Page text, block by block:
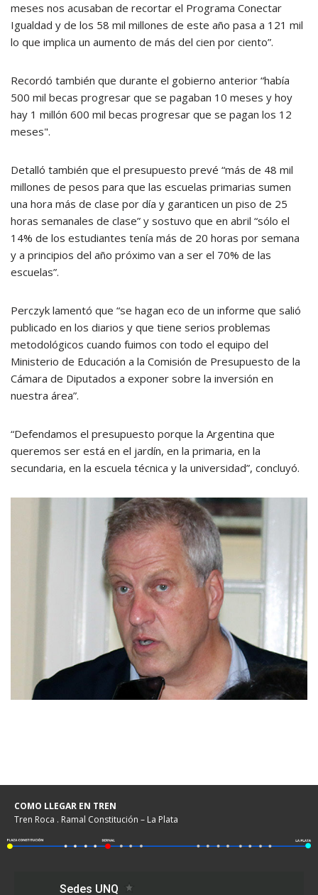
meses nos acusaban de recortar el Programa Conectar
Igualdad y de los 58 mil millones de este año pasa a 121 mil
lo que implica un aumento de más del cien por ciento”.
Recordó también que durante el gobierno anterior “había
500 mil becas progresar que se pagaban 10 meses y hoy
hay 1 millón 600 mil becas progresar que se pagan los 12
meses".
Detalló también que el presupuesto prevé “más de 48 mil
millones de pesos para que las escuelas primarias sumen
una hora más de clase por día y garanticen un piso de 25
horas semanales de clase” y sostuvo que en abril “sólo el
14% de los estudiantes tenía más de 20 horas por semana
y a principios del año próximo van a ser el 70% de las
escuelas”.
Perczyk lamentó que “se hagan eco de un informe que salió
publicado en los diarios y que tiene serios problemas
metodológicos cuando fuimos con todo el equipo del
Ministerio de Educación a la Comisión de Presupuesto de la
Cámara de Diputados a exponer sobre la inversión en
nuestra área”.
“Defendamos el presupuesto porque la Argentina que
queremos ser está en el jardín, en la primaria, en la
secundaria, en la escuela técnica y la universidad”, concluyó.
COMO LLEGAR EN TREN
Tren Roca . Ramal Constitución – La Plata